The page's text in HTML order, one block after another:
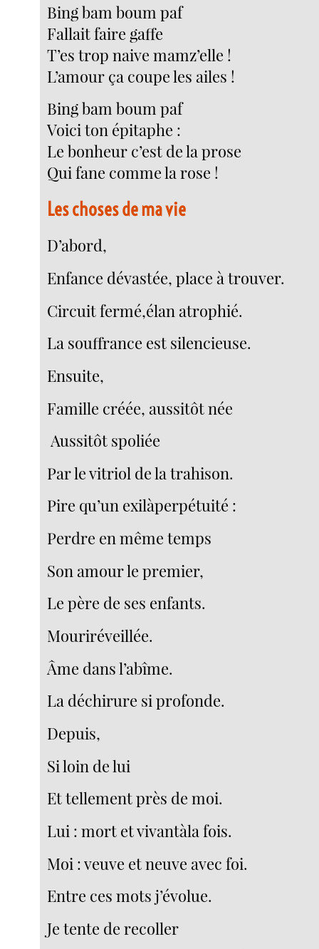
Bing bam boum paf
Fallait faire gaffe
T’es trop naive mamz’elle !
L’amour ça coupe les ailes !
Bing bam boum paf
Voici ton épitaphe :
Le bonheur c’est de la prose
Qui fane comme la rose !
Les choses de ma vie
D’abord,
Enfance dévastée, place à trouver.
Circuit fermé,élan atrophié.
La souffrance est silencieuse.
Ensuite,
Famille créée, aussitôt née
Aussitôt spoliée
Par le vitriol de la trahison.
Pire qu’un exilàperpétuité :
Perdre en même temps
Son amour le premier,
Le père de ses enfants.
Mouriréveillée.
Âme dans l’abîme.
La déchirure si profonde.
Depuis,
Si loin de lui
Et tellement près de moi.
Lui : mort et vivantàla fois.
Moi : veuve et neuve avec foi.
Entre ces mots j’évolue.
Je tente de recoller